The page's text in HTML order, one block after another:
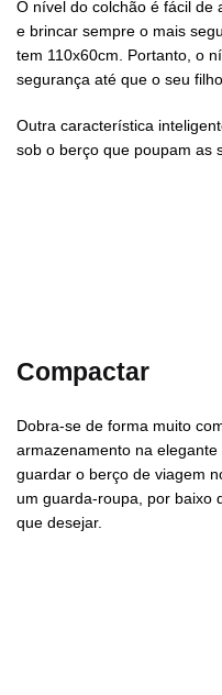
O nível do colchão é fácil de
e brincar sempre o mais
tem 110x60cm. Portanto, o
segurança até que o seu
Outra característica
sob o berço que poupam as
Compactar
Dobra-se de forma muito
armazenamento na
guardar o berço de viagem
um guarda-roupa, por baixo
que desejar.